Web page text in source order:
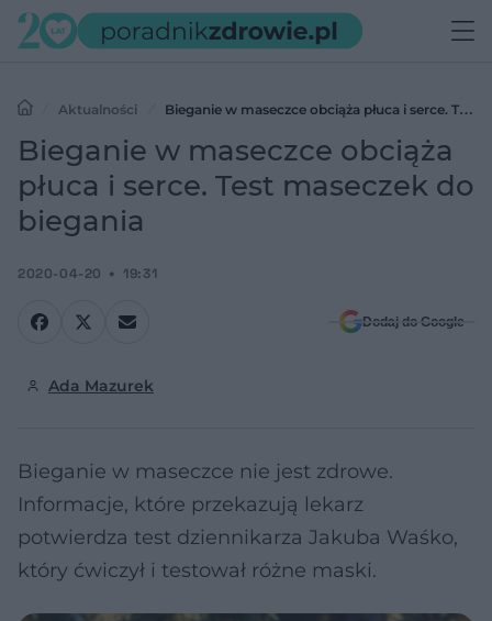
Aktualności
Bieganie w maseczce obciąża płuca i serce. Test
maseczek do biegania
Bieganie w maseczce obciąża
płuca i serce. Test maseczek do
biegania
2020-04-20 19:31
Dodaj do Google
Ada Mazurek
Bieganie w maseczce nie jest zdrowe.
Informacje, które przekazują lekarz
potwierdza test dziennikarza Jakuba Waśko,
który ćwiczył i testował różne maski.